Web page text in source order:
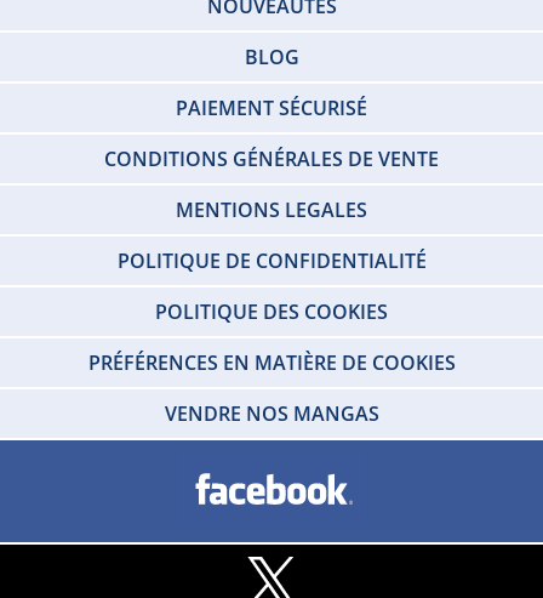
NOUVEAUTÉS
BLOG
PAIEMENT SÉCURISÉ
CONDITIONS GÉNÉRALES DE VENTE
MENTIONS LEGALES
POLITIQUE DE CONFIDENTIALITÉ
POLITIQUE DES COOKIES
PRÉFÉRENCES EN MATIÈRE DE COOKIES
VENDRE NOS MANGAS